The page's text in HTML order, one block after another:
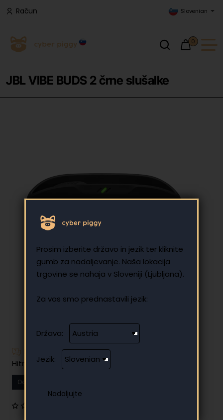
Prosim izberite državo in jezik ter kliknite
gumb za nadaljevanje. Naša lokacija
trgovine se nahaja v Sloveniji (Ljubljana).
Za vas smo prednastavili jezik:
Država:
Jezik:
Račun Slovenian
0
JBL VIBE BUDS 2 črne slušalke
Imate dodatna vprašanja?
Hitro in enostavno obročno plačilo
Od